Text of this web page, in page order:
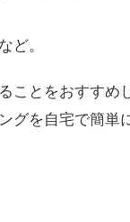
ど。
ことをおすすめ
を自宅で簡単